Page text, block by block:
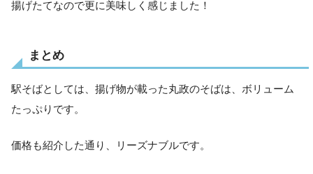
揚げたてなので更に美味しく感じました！
まとめ
駅そばとしては、揚げ物が載った丸政のそばは、ボリューム
たっぷりです。
価格も紹介した通り、リーズナブルです。